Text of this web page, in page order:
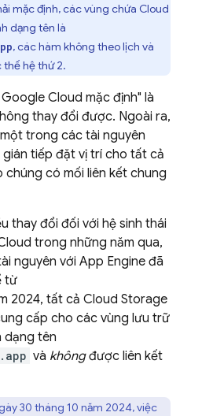
mặc định, các vùng chứa Cloud
dạng tên là
, các hàm không theo lịch và
hệ thứ 2.
Google Cloud mặc định" là
thay đổi được. Ngoài ra,
trong các tài nguyên
tiếp đặt vị trí cho tất cả
có mối liên kết chung
thay đổi đối với hệ sinh thái
trong những năm qua,
nguyên với App Engine đã
từ
2024, tất cả Cloud Storage
cấp cho các vùng lưu trữ
dạng tên
và khôngđược liên kết
30 tháng 10 năm 2024, việc